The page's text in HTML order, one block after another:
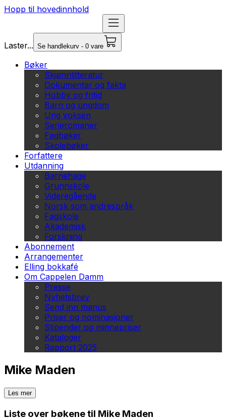
Hopp til hovedinnhold
Laster... Se handlekurv - 0 vare
Bøker
Skjønnlitteratur
Dokumentar og fakta
Hobby og fritid
Barn og ungdom
Ung voksen
Serieromaner
Fagbøker
Skolebøker
Forfattere
Utdanning
Barnehage
Grunnskole
Videregående
Norsk som andrespråk
Fagskole
Akademisk
Forskning
Abonnement
Arrangementer
Elling bokkafé
Om Cappelen Damm
Presse
Nyhetsbrev
Send inn manus
Priser og nominasjoner
Stipender og minnepriser
Kataloger
Rapport 2025
Mike Maden
Les mer
Liste over bøkene til Mike Maden